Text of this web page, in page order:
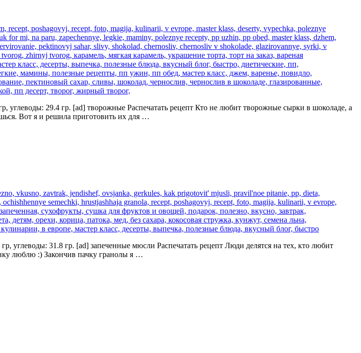
углеводы: 29.4 гр. [ad] творожные Распечатать рецепт Кто не любит творожные сырки в шоколаде, а
Вот я и решила приготовить их для …
углеводы: 31.8 гр. [ad] запеченные мюсли Распечатать рецепт Люди делятся на тех, кто любит
люблю :) Закончив пачку гранолы я …